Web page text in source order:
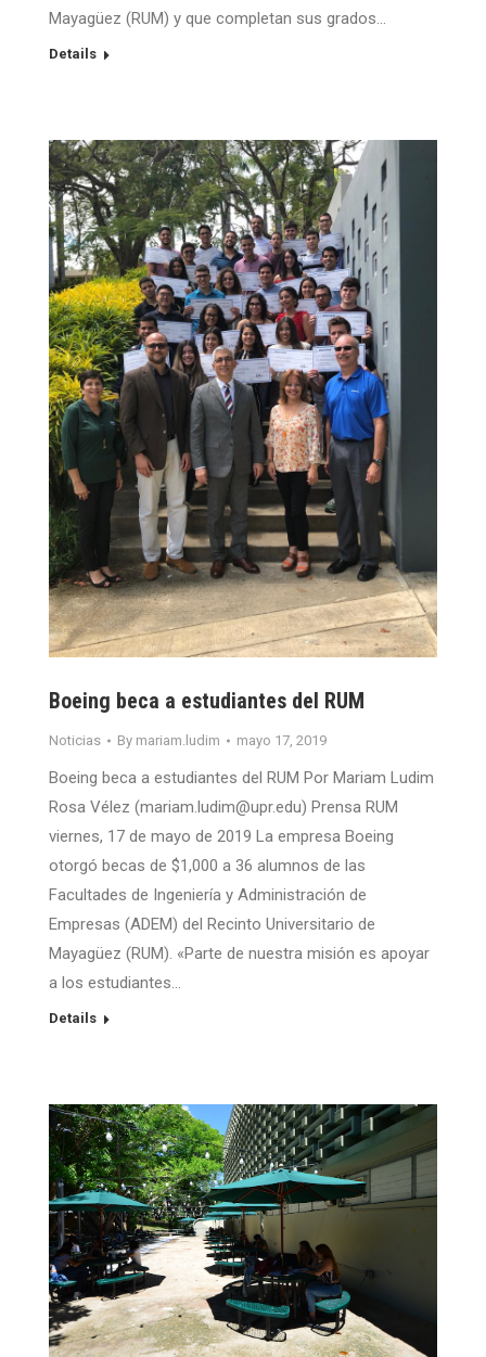
Mayagüez (RUM) y que completan sus grados…
Details
Boeing beca a estudiantes del RUM
Noticias By mariam.ludim mayo 17, 2019
Boeing beca a estudiantes del RUM Por Mariam Ludim
Rosa Vélez (mariam.ludim@upr.edu) Prensa RUM
viernes, 17 de mayo de 2019 La empresa Boeing
otorgó becas de $1,000 a 36 alumnos de las
Facultades de Ingeniería y Administración de
Empresas (ADEM) del Recinto Universitario de
Mayagüez (RUM). «Parte de nuestra misión es apoyar
a los estudiantes…
Details